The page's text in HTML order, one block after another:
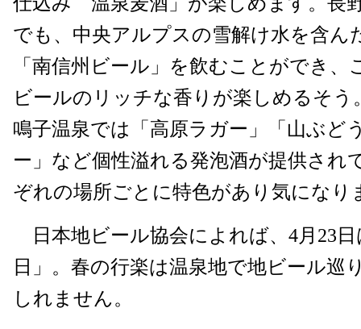
でも、中央アルプスの雪解け水を含ん
「南信州ビール」を飲むことができ、
ビールのリッチな香りが楽しめるそう
鳴子温泉では「高原ラガー」「山ぶど
ー」など個性溢れる発泡酒が提供され
ぞれの場所ごとに特色があり気になり
日本地ビール協会によれば、4月23
日」。春の行楽は温泉地で地ビール巡
しれません。